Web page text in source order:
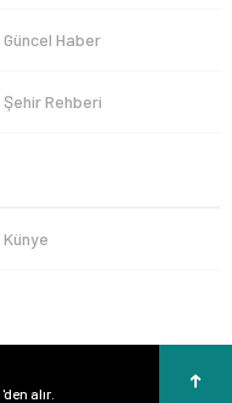
Güncel Haber
Şehir Rehberi
Künye
'den alır.